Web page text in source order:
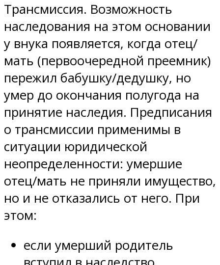
Трансмиссия. Возможность
наследования на этом основании
у внука появляется, когда отец/
мать (первоочередной преемник)
пережил бабушку/дедушку, но
умер до окончания полугода на
принятие наследия. Предписания
о трансмиссии применимы в
ситуации юридической
неопределенности: умершие
отец/мать не приняли имущество,
но и не отказались от него. При
этом:
если умерший родитель